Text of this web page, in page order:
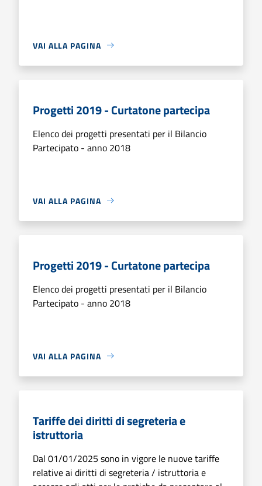
VAI ALLA PAGINA
Progetti 2019 - Curtatone partecipa
Elenco dei progetti presentati per il Bilancio
Partecipato - anno 2018
VAI ALLA PAGINA
Progetti 2019 - Curtatone partecipa
Elenco dei progetti presentati per il Bilancio
Partecipato - anno 2018
VAI ALLA PAGINA
Tariffe dei diritti di segreteria e
istruttoria
Dal 01/01/2025 sono in vigore le nuove tariffe
relative ai diritti di segreteria / istruttoria e